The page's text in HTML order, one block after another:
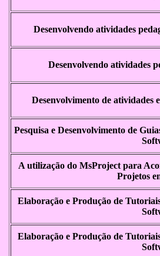
Desenvolvendo atividades
Desenvolvendo atividades
Desenvolvimento de atividades
Pesquisa e Desenvolvimento de
A utilização do MsProject para
Projetos
Elaboração e Produção de
Elaboração e Produção de